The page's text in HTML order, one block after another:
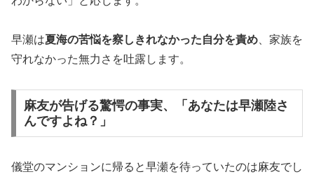
早瀬は夏海の苦悩を察しきれなかった自分を責め 、家族を
守れなかった無力さを吐露します。
麻友が告げる驚愕の事実、「あなたは早瀬陸さ
んですよね？」
儀堂のマンションに帰ると早瀬を待っていたのは麻友でし